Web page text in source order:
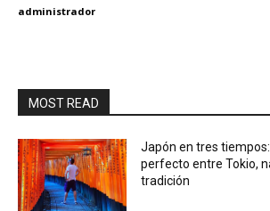
administrador
MOST READ
Japón en tres
perfecto entre Tokio,
tradición